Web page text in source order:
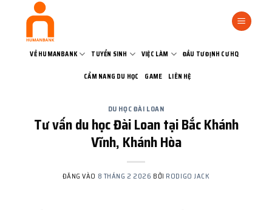
VỀ HUMANBANK TUYỂN SINH VIỆC LÀM ĐẦU TƯ ĐỊNH CƯ HQ
CẨM NANG DU HỌC GAME LIÊN HỆ
DU HỌC ĐÀI LOAN
Tư vấn du học Đài Loan tại Bắc Khánh
Vĩnh, Khánh Hòa
ĐĂNG VÀO 8 THÁNG 2 2026 BỞI RODIGO JACK